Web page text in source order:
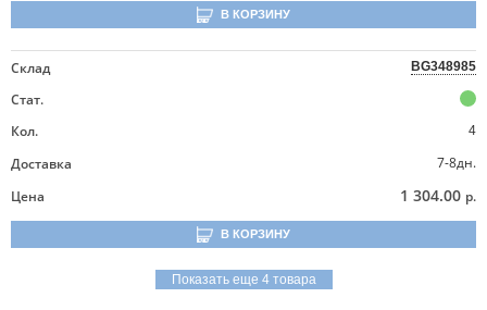
В КОРЗИНУ
Склад BG348985
Стат.
Кол.
4
Доставка
7-8дн.
Цена
1 304.00 р.
В КОРЗИНУ
Показать еще 4 товара